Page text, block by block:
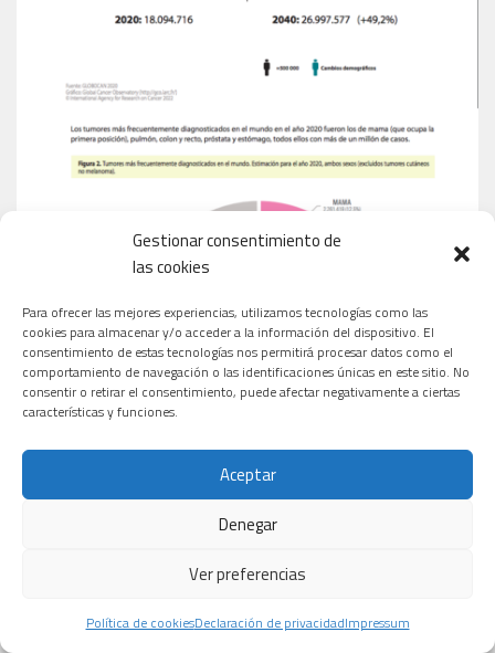
Gestionar consentimiento de
las cookies
Para ofrecer las mejores experiencias, utilizamos tecnologías como las
cookies para almacenar y/o acceder a la información del dispositivo. El
consentimiento de estas tecnologías nos permitirá procesar datos como el
comportamiento de navegación o las identificaciones únicas en este sitio. No
consentir o retirar el consentimiento, puede afectar negativamente a ciertas
características y funciones.
Aceptar
Denegar
Ver preferencias
Política de cookiesDeclaración de privacidadImpressum
MEDICAMENTOS MÁS VENDIDOS EN ESPAÑA